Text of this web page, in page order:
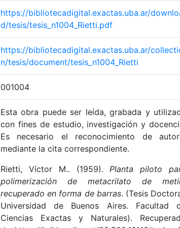
https://bibliotecadigital.exactas.uba.ar/
d/tesis/tesis_n1004_Rietti.pdf
https://bibliotecadigital.exactas.uba.ar/
n/tesis/document/tesis_n1004_Rietti
001004
Esta obra puede ser leída, grabada y
con fines de estudio, investigación y
Es necesario el reconocimiento de
mediante la cita correspondiente.
Rietti, Víctor M.. (1959).Planta piloto
polimerización de metacrilato de
recuperado en forma de barras. (Tesis
Universidad de Buenos Aires. Facultad
Ciencias Exactas y Naturales).